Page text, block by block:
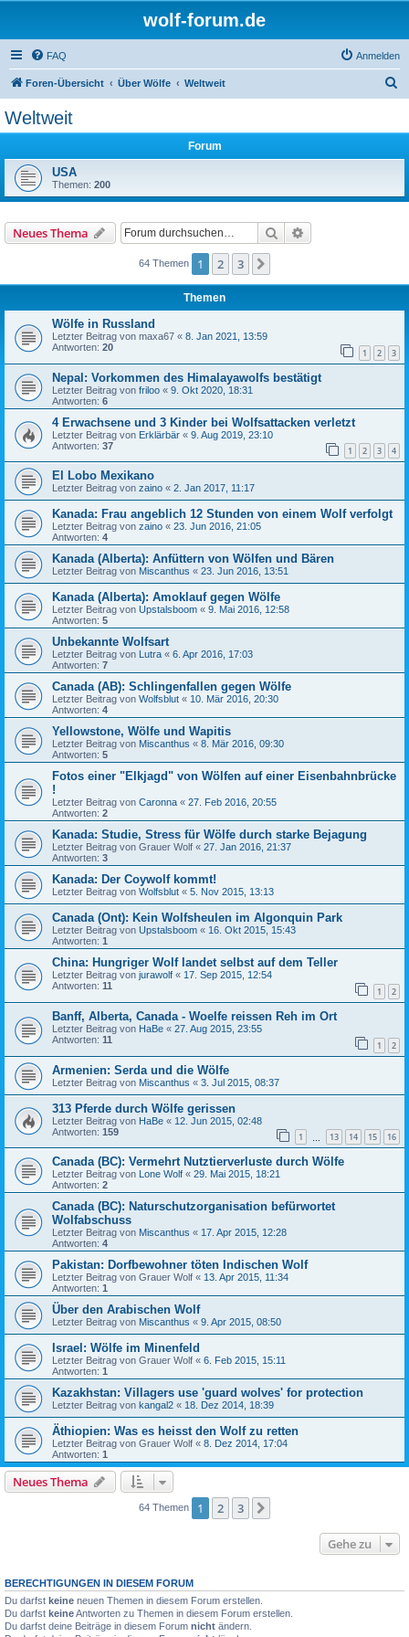
wolf-forum.de
FAQ Anmelden
Foren-Übersicht Über Wölfe Weltweit
Weltweit
Forum
USA
Themen: 200
Neues Thema Suche
64 Themen 1 2 3
Themen
Wölfe in Russland
Letzter Beitrag von maxa67 « 8. Jan 2021, 13:59
Antworten: 20 1 2 3
Nepal: Vorkommen des Himalayawolfs bestätigt
Letzter Beitrag von friloo « 9. Okt 2020, 18:31
Antworten: 6
4 Erwachsene und 3 Kinder bei Wolfsattacken verletzt
Letzter Beitrag von Erklärbär « 9. Aug 2019, 23:10
Antworten: 37 1 2 3 4
El Lobo Mexikano
Letzter Beitrag von zaino « 2. Jan 2017, 11:17
Kanada: Frau angeblich 12 Stunden von einem Wolf verfolgt
Letzter Beitrag von zaino « 23. Jun 2016, 21:05
Antworten: 4
Kanada (Alberta): Anfüttern von Wölfen und Bären
Letzter Beitrag von Miscanthus « 23. Jun 2016, 13:51
Kanada (Alberta): Amoklauf gegen Wölfe
Letzter Beitrag von Upstalsboom « 9. Mai 2016, 12:58
Antworten: 5
Unbekannte Wolfsart
Letzter Beitrag von Lutra « 6. Apr 2016, 17:03
Antworten: 7
Canada (AB): Schlingenfallen gegen Wölfe
Letzter Beitrag von Wolfsblut « 10. Mär 2016, 20:30
Antworten: 4
Yellowstone, Wölfe und Wapitis
Letzter Beitrag von Miscanthus « 8. Mär 2016, 09:30
Antworten: 5
Fotos einer "Elkjagd" von Wölfen auf einer Eisenbahnbrücke
!
Letzter Beitrag von Caronna « 27. Feb 2016, 20:55
Antworten: 2
Kanada: Studie, Stress für Wölfe durch starke Bejagung
Letzter Beitrag von Grauer Wolf « 27. Jan 2016, 21:37
Antworten: 3
Kanada: Der Coywolf kommt!
Letzter Beitrag von Wolfsblut « 5. Nov 2015, 13:13
Canada (Ont): Kein Wolfsheulen im Algonquin Park
Letzter Beitrag von Upstalsboom « 16. Okt 2015, 15:43
Antworten: 1
China: Hungriger Wolf landet selbst auf dem Teller
Letzter Beitrag von jurawolf « 17. Sep 2015, 12:54
Antworten: 11 1 2
Banff, Alberta, Canada - Woelfe reissen Reh im Ort
Letzter Beitrag von HaBe « 27. Aug 2015, 23:55
Antworten: 11 1 2
Armenien: Serda und die Wölfe
Letzter Beitrag von Miscanthus « 3. Jul 2015, 08:37
313 Pferde durch Wölfe gerissen
Letzter Beitrag von HaBe « 12. Jun 2015, 02:48
Antworten: 159 1 13 14 15 16
Canada (BC): Vermehrt Nutztierverluste durch Wölfe
Letzter Beitrag von Lone Wolf « 29. Mai 2015, 18:21
Antworten: 2
Canada (BC): Naturschutzorganisation befürwortet
Wolfabschuss
Letzter Beitrag von Miscanthus « 17. Apr 2015, 12:28
Antworten: 4
Pakistan: Dorfbewohner töten Indischen Wolf
Letzter Beitrag von Grauer Wolf « 13. Apr 2015, 11:34
Antworten: 1
Über den Arabischen Wolf
Letzter Beitrag von Miscanthus « 9. Apr 2015, 08:50
Israel: Wölfe im Minenfeld
Letzter Beitrag von Grauer Wolf « 6. Feb 2015, 15:11
Antworten: 1
Kazakhstan: Villagers use 'guard wolves' for protection
Letzter Beitrag von kangal2 « 18. Dez 2014, 18:39
Äthiopien: Was es heisst den Wolf zu retten
Letzter Beitrag von Grauer Wolf « 8. Dez 2014, 17:04
Antworten: 1
Neues Thema
64 Themen 1 2 3
Gehe zu
BERECHTIGUNGEN IN DIESEM FORUM
Du darfst keine neuen Themen in diesem Forum erstellen.
Du darfst keineAntworten zu Themen in diesem Forum erstellen.
Du darfst deine Beiträge in diesem Forum nicht ändern.